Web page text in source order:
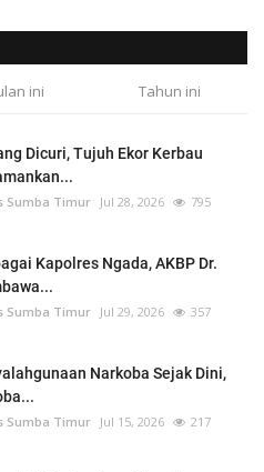
ini Tahun ini
Dicuri, Tujuh Ekor Kerbau
Sumba Timur Jul 28, 2026 795
Kapolres Ngada, AKBP Dr.
Sumba Timur Jul 29, 2026 357
Narkoba Sejak Dini,
Sumba Timur Jul 15, 2026 217